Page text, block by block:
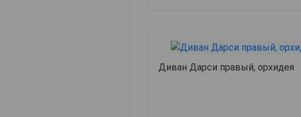
Диван Дарси правый, орхидея